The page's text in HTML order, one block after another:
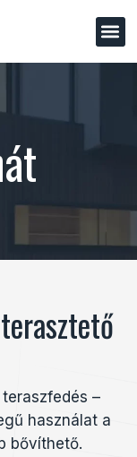
–
használat a
bővíthető.